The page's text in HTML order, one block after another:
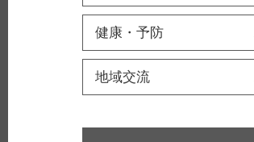
健康・予防
地域交流